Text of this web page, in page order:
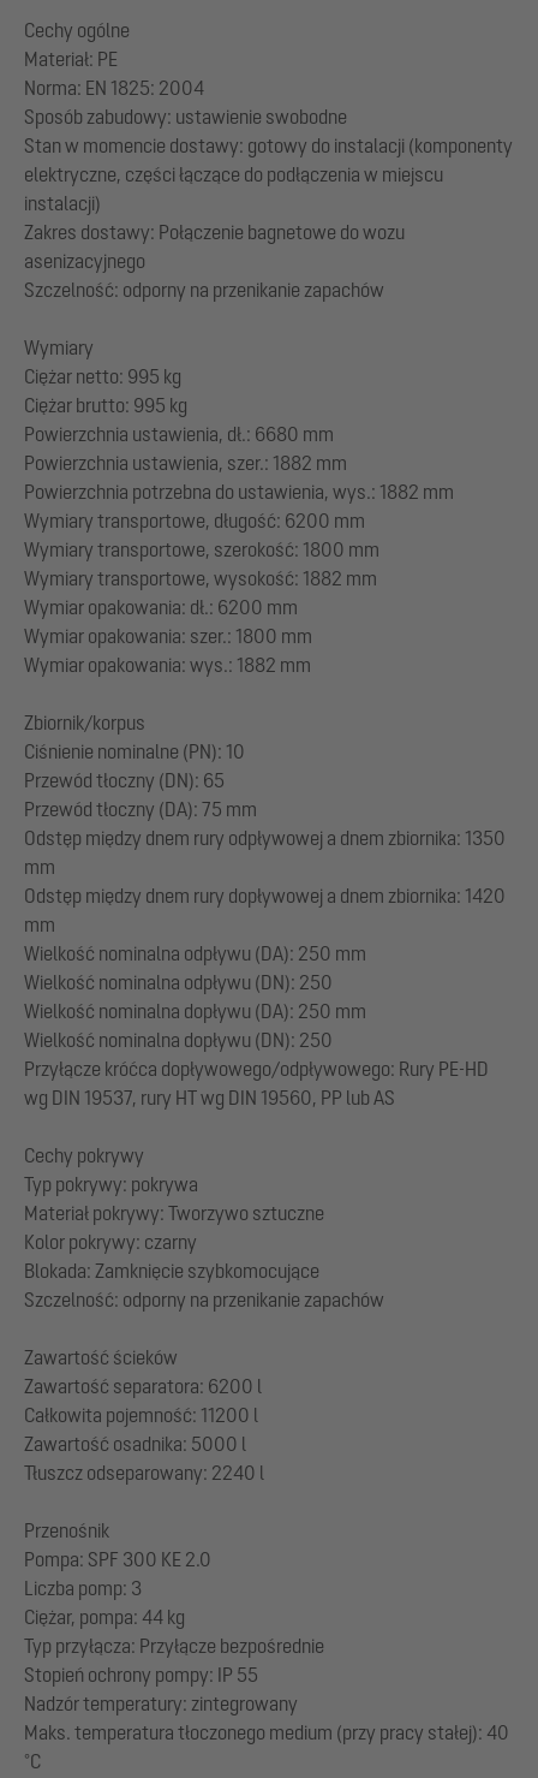
Cechy ogólne
Materiał: PE
Norma: EN 1825: 2004
Sposób zabudowy: ustawienie swobodne
Stan w momencie dostawy: gotowy do instalacji (komponenty
elektryczne, części łączące do podłączenia w miejscu
instalacji)
Zakres dostawy: Połączenie bagnetowe do wozu
asenizacyjnego
Szczelność: odporny na przenikanie zapachów
Wymiary
Ciężar netto: 995 kg
Ciężar brutto: 995 kg
Powierzchnia ustawienia, dł.: 6680 mm
Powierzchnia ustawienia, szer.: 1882 mm
Powierzchnia potrzebna do ustawienia, wys.: 1882 mm
Wymiary transportowe, długość: 6200 mm
Wymiary transportowe, szerokość: 1800 mm
Wymiary transportowe, wysokość: 1882 mm
Wymiar opakowania: dł.: 6200 mm
Wymiar opakowania: szer.: 1800 mm
Wymiar opakowania: wys.: 1882 mm
Zbiornik/korpus
Ciśnienie nominalne (PN): 10
Przewód tłoczny (DN): 65
Przewód tłoczny (DA): 75 mm
Odstęp między dnem rury odpływowej a dnem zbiornika: 1350
mm
Odstęp między dnem rury dopływowej a dnem zbiornika: 1420
mm
Wielkość nominalna odpływu (DA): 250 mm
Wielkość nominalna odpływu (DN): 250
Wielkość nominalna dopływu (DA): 250 mm
Wielkość nominalna dopływu (DN): 250
Przyłącze króćca dopływowego/odpływowego: Rury PE-HD
wg DIN 19537, rury HT wg DIN 19560, PP lub AS
Cechy pokrywy
Typ pokrywy: pokrywa
Materiał pokrywy: Tworzywo sztuczne
Kolor pokrywy: czarny
Blokada: Zamknięcie szybkomocujące
Szczelność: odporny na przenikanie zapachów
Zawartość ścieków
Zawartość separatora: 6200 l
Całkowita pojemność: 11200 l
Zawartość osadnika: 5000 l
Tłuszcz odseparowany: 2240 l
Przenośnik
Pompa: SPF 300 KE 2.0
Liczba pomp: 3
Ciężar, pompa: 44 kg
Typ przyłącza: Przyłącze bezpośrednie
Stopień ochrony pompy: IP 55
Nadzór temperatury: zintegrowany
Maks. temperatura tłoczonego medium (przy pracy stałej): 40
°C